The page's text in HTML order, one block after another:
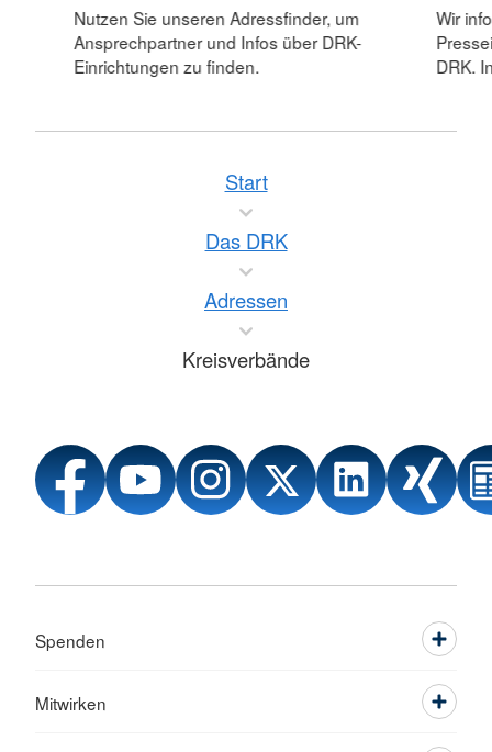
Nutzen Sie unseren Adressfinder, um
Ansprechpartner und Infos über DRK-
Einrichtungen zu finden.
Wir
DRK.
Start
Das DRK
Adressen
Kreisverbände
Spenden
Mitwirken